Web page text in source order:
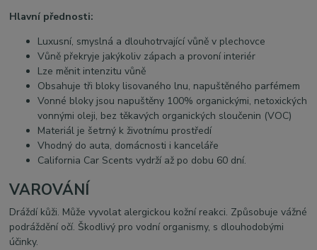
Hlavní přednosti:
Luxusní, smyslná a dlouhotrvající vůně v plechovce
Vůně překryje jakýkoliv zápach a provoní interiér
Lze měnit intenzitu vůně
Obsahuje tři bloky lisovaného lnu, napuštěného parfémem
Vonné bloky jsou napuštěny 100% organickými, netoxických
vonnými oleji, bez těkavých organických sloučenin (VOC)
Materiál je šetrný k životnímu prostředí
Vhodný do auta, domácnosti i kanceláře
California Car Scents vydrží až po dobu 60 dní.
VAROVÁNÍ
Dráždí kůži. Může vyvolat alergickou kožní reakci. Způsobuje vážné
podráždění očí. Škodlivý pro vodní organismy, s dlouhodobými
účinky.